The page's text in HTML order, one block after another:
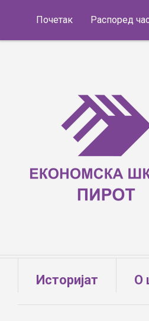
Почетак
Распоред
Историјат О